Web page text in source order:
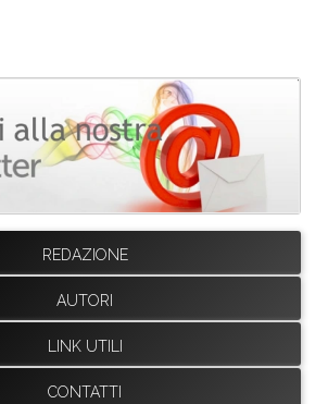
REDAZIONE
AUTORI
LINK UTILI
CONTATTI